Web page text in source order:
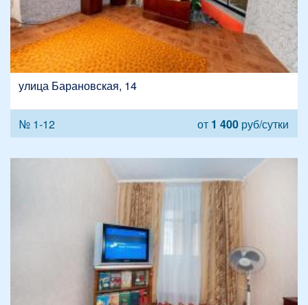
улица Барановская, 14
№ 1-12 от 1 400 руб/сутки